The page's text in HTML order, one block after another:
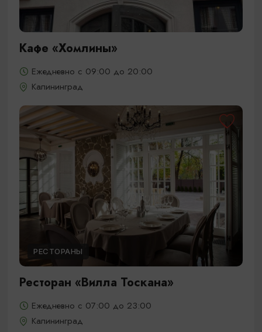
Кафе «Хомлины»
Ежедневно с 09:00 до 20:00
Калининград
РЕСТОРАНЫ
Ресторан «Вилла Тоскана»
Ежедневно с 07:00 до 23:00
Калининград